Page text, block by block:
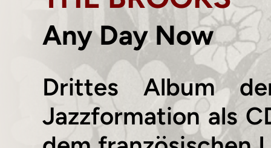
Any Day Now
Drittes Album
Jazzformation als